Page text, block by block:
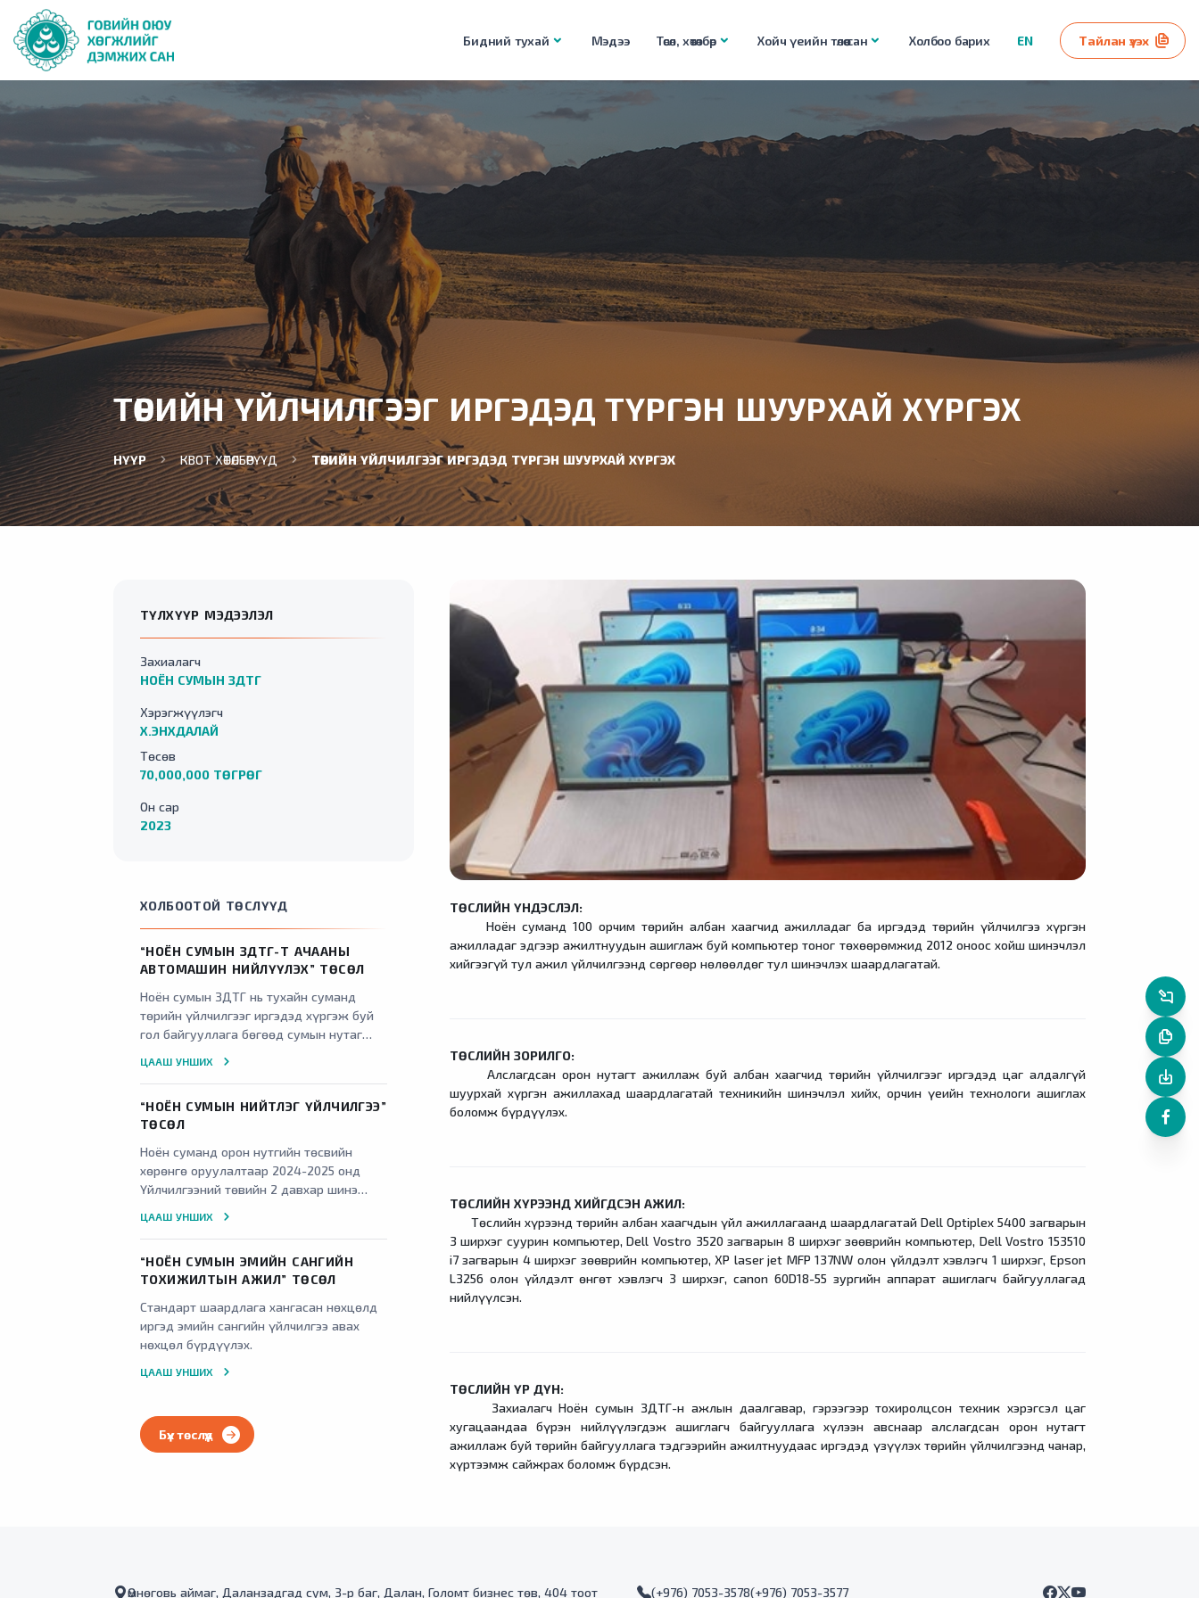
Бидний тухай Мэдээ Төсөл, хөтөлбөр Хойч үеийн төлөө сан Холбоо барих EN Тайлан үзэх
ТӨРИЙН ҮЙЛЧИЛГЭЭГ ИРГЭДЭД ТҮРГЭН ШУУРХАЙ ХҮРГЭХ
НҮҮР КВОТ ХӨТӨЛБӨРҮҮД ТӨРИЙН ҮЙЛЧИЛГЭЭГ ИРГЭДЭД ТҮРГЭН ШУУРХАЙ ХҮРГЭХ
ТҮЛХҮҮР МЭДЭЭЛЭЛ
Захиалагч
НОЁН СУМЫН ЗДТГ
Хэрэгжүүлэгч
Х.ЭНХДАЛАЙ
Төсөв
70,000,000 ТӨГРӨГ
Он сар
2023
ХОЛБООТОЙ ТӨСЛҮҮД
“НОЁН СУМЫН ЗДТГ-Т АЧААНЫ
АВТОМАШИН НИЙЛҮҮЛЭХ” ТӨСӨЛ
Ноён сумын ЗДТГ нь тухайн суманд
төрийн үйлчилгээг иргэдэд хүргэж буй
гол байгууллага бөгөөд сумын нутаг
ажиллагаа зохион байгуулах, цас зуд,
тохиоход
ЦААШ УНШИХ
“НОЁН СУМЫН НИЙТЛЭГ ҮЙЛЧИЛГЭЭ”
ТӨСӨЛ
Ноён суманд орон нутгийн төсвийн
хөрөнгө оруулалтаар 2024-2025 онд
Үйлчилгээний төвийн 2 давхар шинэ
улсын комисс хүлээн авсан
ЦААШ УНШИХ
“НОЁН СУМЫН ЭМИЙН САНГИЙН
ТОХИЖИЛТЫН АЖИЛ” ТӨСӨЛ
Стандарт шаардлага хангасан нөхцөлд
иргэд эмийн сангийн үйлчилгээ авах
нөхцөл бүрдүүлэх.
ЦААШ УНШИХ
Бүх төслүүд
ТӨСЛИЙН ҮНДЭСЛЭЛ:
Ноён суманд 100 орчим төрийн албан хаагчид ажилладаг ба иргэдэд төрийн үйлчилгээ хүргэн
ажилладаг эдгээр ажилтнуудын ашиглаж буй компьютер тоног төхөөрөмжид 2012 оноос хойш шинэчлэл
хийгээгүй тул ажил үйлчилгээнд сөргөөр нөлөөлдөг тул шинэчлэх шаардлагатай.
ТӨСЛИЙН ЗОРИЛГО:
Алслагдсан орон нутагт ажиллаж буй албан хаагчид төрийн үйлчилгээг иргэдэд цаг алдалгүй
шуурхай хүргэн ажиллахад шаардлагатай техникийн шинэчлэл хийх, орчин үеийн технологи ашиглах
боломж бүрдүүлэх.
ТӨСЛИЙН ХҮРЭЭНД ХИЙГДСЭН АЖИЛ:
Төслийн хүрээнд төрийн албан хаагчдын үйл ажиллагаанд шаардлагатай Dell Optiplex 5400 загварын
3 ширхэг суурин компьютер, Dell Vostro 3520 загварын 8 ширхэг зөөврийн компьютер, Dell Vostro 153510
i7 загварын 4 ширхэг зөөврийн компьютер, XP laser jet MFP 137NW олон үйлдэлт хэвлэгч 1 ширхэг, Epson
L3256 олон үйлдэлт өнгөт хэвлэгч 3 ширхэг, canon 60D18-55 зургийн аппарат ашиглагч байгууллагад
нийлүүлсэн.
ТӨСЛИЙН ҮР ДҮН:
Захиалагч Ноён сумын ЗДТГ-н ажлын даалгавар, гэрээгээр тохиролцсон техник хэрэгсэл цаг
хугацаандаа бүрэн нийлүүлэгдэж ашиглагч байгууллага хүлээн авснаар алслагдсан орон нутагт
ажиллаж буй төрийн байгууллага тэдгээрийн ажилтнуудаас иргэдэд үзүүлэх төрийн үйлчилгээнд чанар,
хүртээмж сайжрах боломж бүрдсэн.
Өмнөговь аймаг, Даланзадгад сум, 3-р баг, Далан, Голомт бизнес төв, 404 тоот (+976) 7053-3578(+976) 7053-3577